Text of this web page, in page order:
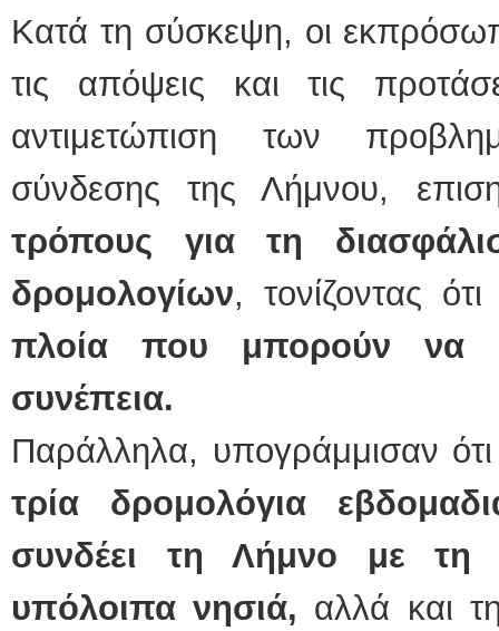
Κατά τη σύσκεψη, οι
τις απόψεις και τις
αντιμετώπιση των
σύνδεσης της Λήμνου,
τρόπους για τη
δρομολογίων, τονίζοντας
πλοία που μπορούν να
συνέπεια.
Παράλληλα, υπογράμμισαν
τρία δρομολόγια
συνδέει τη Λήμνο με τη
υπόλοιπα νησιά, αλλά και